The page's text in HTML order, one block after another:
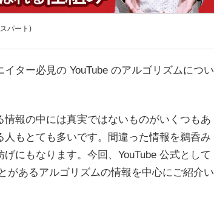
パート)
ター必見の YouTube のアルゴリズムについ
報の中には真実ではないものがいくつもあ
もとても多いです。間違った情報を鵜呑み
にもなります。今回、YouTube 公式として
があるアルゴリズムの情報を中心にご紹介い